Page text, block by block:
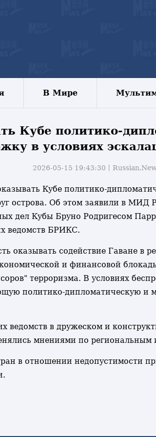
В Мире
Кубе политико-
в условиях
2026-05-15 19:43:30丨
Кубе политико-
острова. Об этом заявили в
дел Кубы Бруно Родригесом
ведомств БРИКС.
оказывать содействие Гаване в
и финансовой
терроризма. В условиях
политико-дипломатическую
ведомств в дружеском и
мнениями по
в отношении недопустимости